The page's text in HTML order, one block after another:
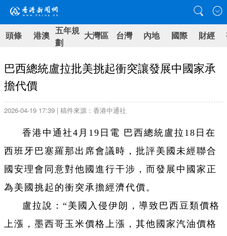
頭條 港澳 五年規
劃
大灣區 台灣 內地 國際 財經
巴西總統盧拉批美挑起衝突讓發展中國家承
擔代價
2026-04-19 17:39 | 稿件來源：香港中通社
香港中通社4月19日電 巴西總統盧拉18日在
西班牙巴塞羅那出席會議時，批評美國未經聯合
國安理會同意對他國進行干涉，而發展中國家正
為美國挑起的衝突承擔經濟代價。
盧拉說：“美國入侵伊朗，導致巴西豆類價格
上漲，墨西哥玉米價格上漲，其他國家汽油價格